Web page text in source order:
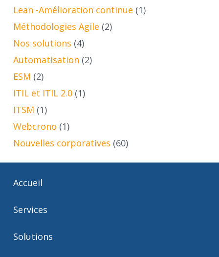
Lean -Amélioration continue (1)
Méthodologies Agile (2)
Nos solutions (4)
Automatisation (2)
ESM (2)
ITIL et ITIL 2.0 (1)
ITSM (1)
Webcrono (1)
Nouvelles corporatives (60)
Accueil
Services
Solutions